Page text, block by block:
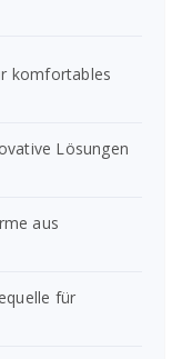
komfortables
Lösungen
aus
für